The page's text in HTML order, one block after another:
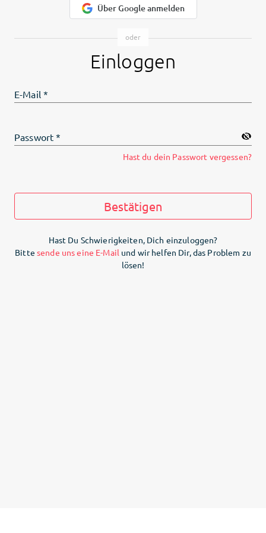
Über Google anmelden
Einloggen
E-Mail*
Passwort *
Hast du dein Passwort vergessen?
Bestätigen
Hast Du Schwierigkeiten, Dich einzuloggen?
Bitte sende uns eine E-Mail und wir helfen Dir, das Problem zu
lösen!